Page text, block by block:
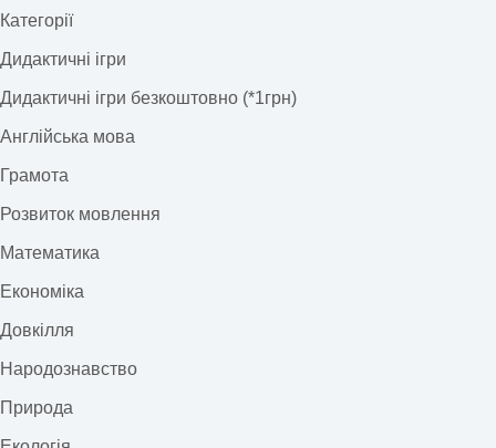
Категорії
Дидактичні ігри
Дидактичні ігри безкоштовно (*1грн)
Англійська мова
Грамота
Розвиток мовлення
Математика
Економіка
Довкілля
Народознавство
Природа